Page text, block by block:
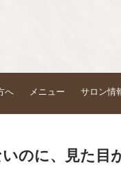
へ メニュー サロン情
のに、見た目